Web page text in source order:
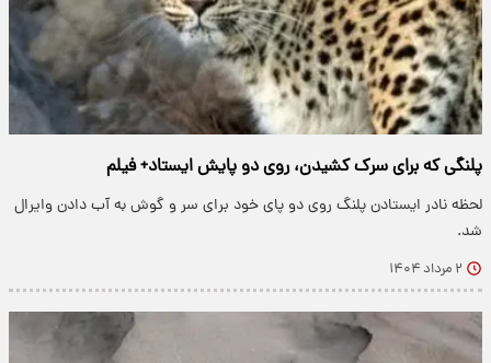
پلنگی که برای سرک کشیدن، روی دو پایش ایستاد+ فیلم
لحظه نادر ایستادن پلنگ روی دو پای خود برای سر و گوش به آب دادن وایرال
شد.
۲ مرداد ۱۴۰۴